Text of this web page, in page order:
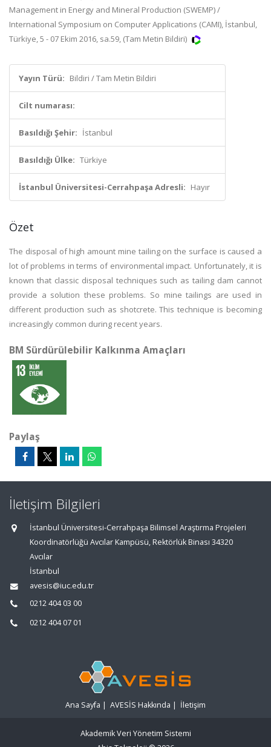
Management in Energy and Mineral Production (SWEMP) /
International Symposium on Computer Applications (CAMI), İstanbul,
Türkiye, 5 - 07 Ekim 2016, sa.59, (Tam Metin Bildiri)
Yayın Türü: Bildiri / Tam Metin Bildiri
Cilt numarası:
Basıldığı Şehir: İstanbul
Basıldığı Ülke: Türkiye
İstanbul Üniversitesi-Cerrahpaşa Adresli: Hayır
Özet
The disposal of high amount mine tailing on the surface is caused a
lot of problems in terms of environmental impact. Unfortunately, it is
known that classic disposal techniques such as tailing dam cannot
provide a solution these problems. So mine tailings are used in
different production such as shotcrete. This technique is becoming
increasingly common during recent years.
BM Sürdürülebilir Kalkınma Amaçları
Paylaş
İletişim Bilgileri
İstanbul Üniversitesi-Cerrahpaşa Bilimsel Araştırma Projeleri
Koordinatörlüğü Avcılar Kampüsü, Rektörlük Binası 34320
Avcılar
İstanbul
avesis@iuc.edu.tr
0212 404 03 00
0212 404 07 01
Ana Sayfa | AVESİS Hakkında | İletişim
Akademik Veri Yönetim Sistemi